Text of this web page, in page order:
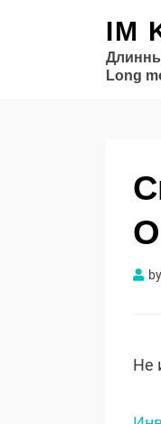
IM
Long
by
Не